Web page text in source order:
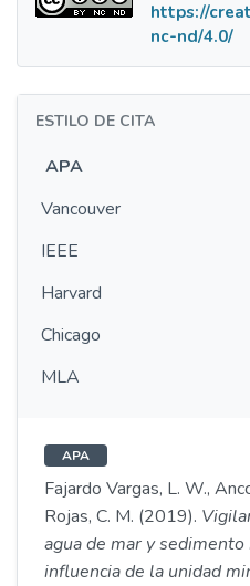
https://
nc-nd/4.0/
ESTILO DE CITA
APA
Vancouver
IEEE
Harvard
Chicago
MLA
APA
Fajardo Vargas, L. W.,
Rojas, C. M. (2019).
agua de mar y
influencia de la unidad